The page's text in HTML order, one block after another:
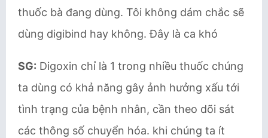
thuốc bà đang dùng. Tôi không dám chắc sẽ
dùng digibind hay không. Đây là ca khó
SG: Digoxin chỉ là 1 trong nhiều thuốc chúng
ta dùng có khả năng gây ảnh hưởng xấu tới
tình trạng của bệnh nhân, cần theo dõi sát
các thông số chuyển hóa. khi chúng ta ít